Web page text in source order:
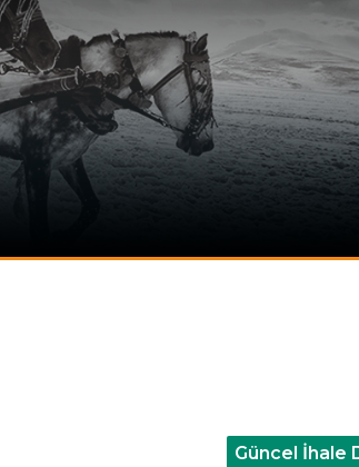
Güncel İhale